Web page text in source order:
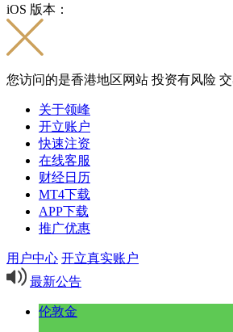
iOS 版本：
您访问的是香港地区网站 投资有风险
关于领峰
开立账户
快速注资
在线客服
财经日历
MT4下载
APP下载
推广优惠
用户中心 开立真实账户
最新公告
伦敦金